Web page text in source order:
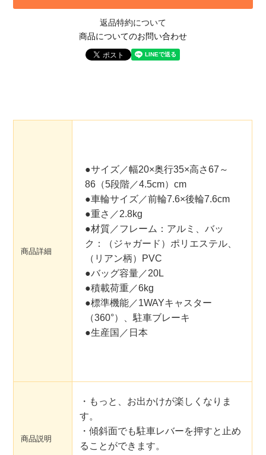
返品特約について
商品についてのお問い合わせ
商品詳細
●サイズ／幅20×奥行35×高さ67～
86（5段階／4.5cm）cm
●車輪サイズ／前輪7.6×後輪7.6cm
●重さ／2.8kg
●材質／フレーム：アルミ、バッ
ク：（ジャガード）ポリエステル、
（リアン柄）PVC
●バッグ容量／20L
●積載荷重／6kg
●標準機能／1WAYキャスター
（360°）、駐車ブレーキ
●生産国／日本
商品説明
・もっと、お出かけが楽しくなりま
す。
・傾斜面でも駐車レバーを押すと止め
ることができます。